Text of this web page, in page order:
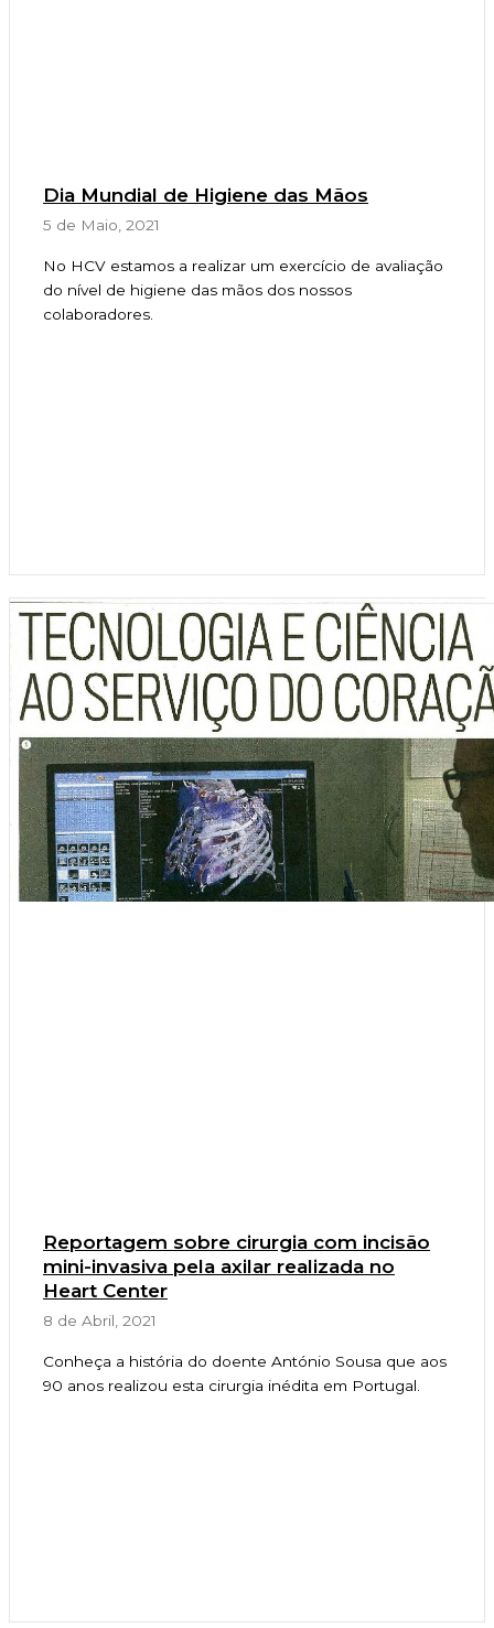
Dia Mundial de Higiene das Mãos
5 de Maio, 2021
No HCV estamos a realizar um exercício de avaliação
do nível de higiene das mãos dos nossos
colaboradores.
Reportagem sobre cirurgia com incisão
mini-invasiva pela axilar realizada no
Heart Center
8 de Abril, 2021
Conheça a história do doente António Sousa que aos
90 anos realizou esta cirurgia inédita em Portugal.